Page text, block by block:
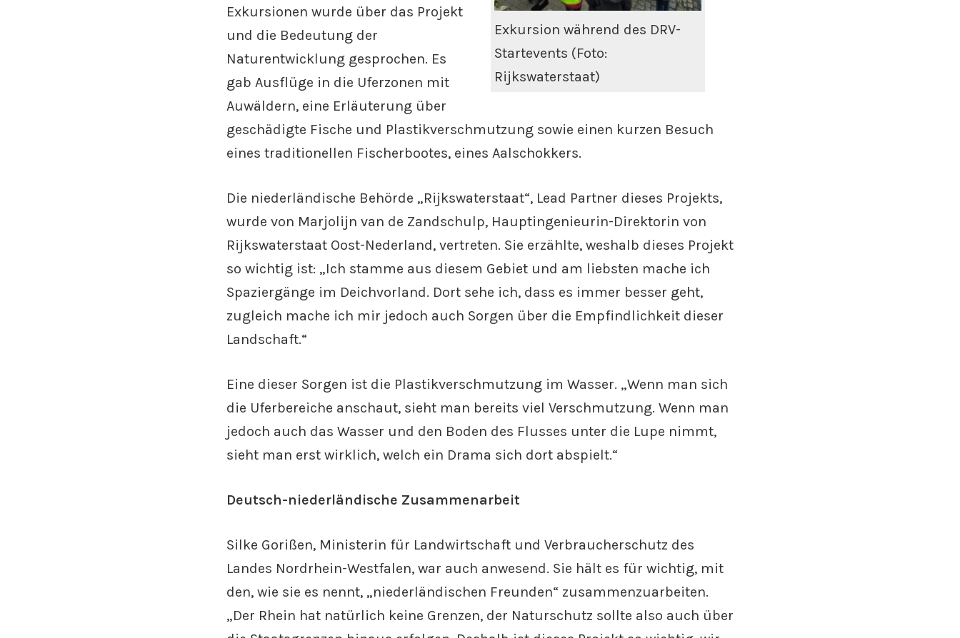
Exkursion während des DRV-
Startevents (Foto:
Rijkswaterstaat)
Exkursionen wurde über das Projekt
und die Bedeutung der
Naturentwicklung gesprochen. Es
gab Ausflüge in die Uferzonen mit
Auwäldern, eine Erläuterung über
geschädigte Fische und Plastikverschmutzung sowie einen kurzen Besuch
eines traditionellen Fischerbootes, eines Aalschokkers.
Die niederländische Behörde „Rijkswaterstaat“, Lead Partner dieses Projekts,
wurde von Marjolijn van de Zandschulp, Hauptingenieurin-Direktorin von
Rijkswaterstaat Oost-Nederland, vertreten. Sie erzählte, weshalb dieses Projekt
so wichtig ist: „Ich stamme aus diesem Gebiet und am liebsten mache ich
Spaziergänge im Deichvorland. Dort sehe ich, dass es immer besser geht,
zugleich mache ich mir jedoch auch Sorgen über die Empfindlichkeit dieser
Landschaft.“
Eine dieser Sorgen ist die Plastikverschmutzung im Wasser. „Wenn man sich
die Uferbereiche anschaut, sieht man bereits viel Verschmutzung. Wenn man
jedoch auch das Wasser und den Boden des Flusses unter die Lupe nimmt,
sieht man erst wirklich, welch ein Drama sich dort abspielt.“
Deutsch-niederländische Zusammenarbeit
Silke Gorißen, Ministerin für Landwirtschaft und Verbraucherschutz des
Landes Nordrhein-Westfalen, war auch anwesend. Sie hält es für wichtig, mit
den, wie sie es nennt, „niederländischen Freunden“ zusammenzuarbeiten.
„Der Rhein hat natürlich keine Grenzen, der Naturschutz sollte also auch über